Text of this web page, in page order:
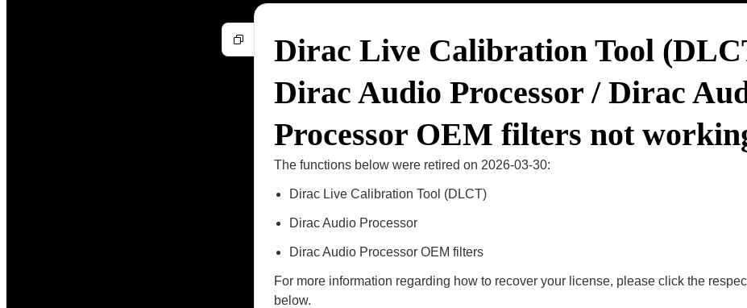
Dirac Live Calibration Tool
Dirac Audio Processor / Dirac
Processor OEM filters not
The functions below were retired on 2026-03-30:
Dirac Live Calibration Tool (DLCT)
Dirac Audio Processor
Dirac Audio Processor OEM filters
For more information regarding how to recover your license, please click the
below.